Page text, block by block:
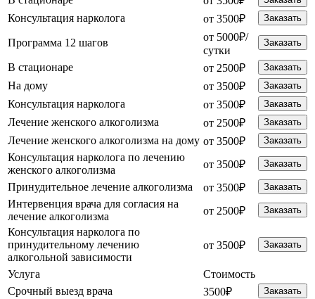
Консультация нарколога от 3500₽ Заказать
Программа 12 шагов
от 5000₽/
сутки
Заказать
В стационаре от 2500₽ Заказать
На дому от 3500₽ Заказать
Консультация нарколога от 3500₽ Заказать
Лечение женского алкоголизма от 2500₽ Заказать
Лечение женского алкоголизма на дому от 3500₽ Заказать
Консультация нарколога по лечению
женского алкоголизма
от 3500₽ Заказать
Принудительное лечение алкоголизма от 3500₽ Заказать
Интервенция врача для согласия на
лечение алкоголизма
от 2500₽ Заказать
Консультация нарколога по
принудительному лечению
алкогольной зависимости
от 3500₽ Заказать
Услуга
Стоимость
Срочный выезд врача
3500₽ Заказать